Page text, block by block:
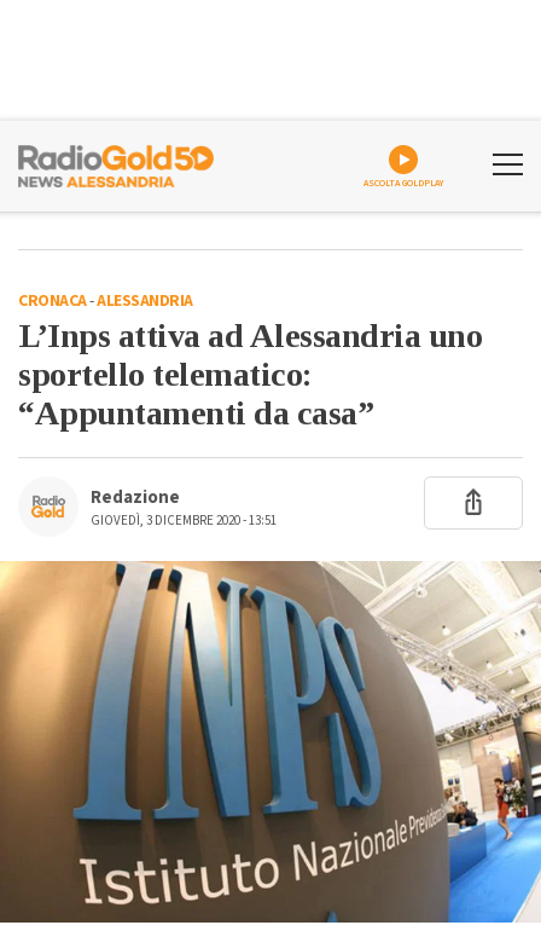
ASCOLTA GOLDPLAY
CRONACA-ALESSANDRIA
L’Inps attiva ad Alessandria uno
sportello telematico:
“Appuntamenti da casa”
Redazione
GIOVEDÌ, 3 DICEMBRE 2020 - 13:51